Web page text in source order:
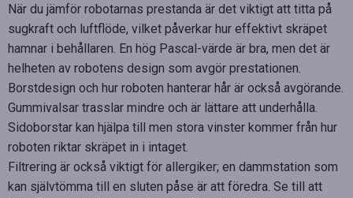
När du jämför robotarnas prestanda är det viktigt att titta på
sugkraft och luftflöde, vilket påverkar hur effektivt skräpet
hamnar i behållaren. En hög Pascal-värde är bra, men det är
helheten av robotens design som avgör prestationen.
Borstdesign och hur roboten hanterar hår är också avgörande.
Gummivalsar trasslar mindre och är lättare att underhålla.
Sidoborstar kan hjälpa till men stora vinster kommer från hur
roboten riktar skräpet in i intaget.
Filtrering är också viktigt för allergiker; en dammstation som
kan självtömma till en sluten påse är att föredra. Se till att